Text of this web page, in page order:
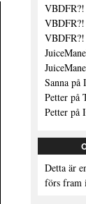
Sanna på
Petter på
Petter på
Detta är
förs fram